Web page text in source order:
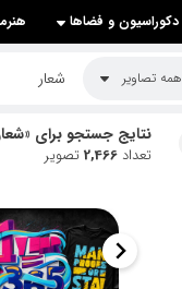
دکوراسیون و فضاها
همه تصاویر
نتایج جستجو برای
تعداد 2,466تصویر